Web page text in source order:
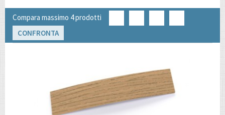
Compara massimo 4 prodotti
CONFRONTA